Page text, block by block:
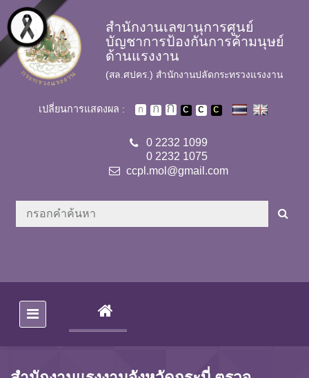
Skip to main content
สำนักงานเลขานุการศูนย์
บัญชาการป้องกันการค้ามนุษย์
ด้านแรงงาน
(สล.ศปคร.) สำนักงานปลัดกระทรวงแรงงาน
เปลี่ยนการแสดงผล :
0 2232 1099
0 2232 1075
ccpl.mol@gmail.com
(CURRENT)